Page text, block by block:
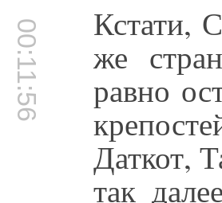
00:11:56 Кстати,
же
равно
Даткот,
так